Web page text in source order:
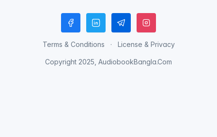
Terms & Conditions License & Privacy
Copyright 2025, AudiobookBangla.Com